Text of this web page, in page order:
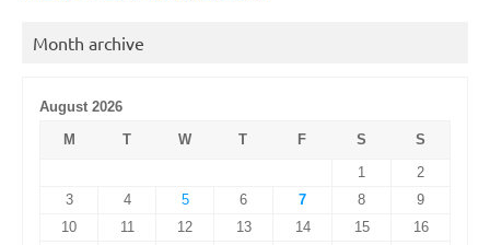
Month archive
August 2026
M
T W T F S
S
1
2
3
4 5 6 7 8
9
10
11 12 13 14 15
16